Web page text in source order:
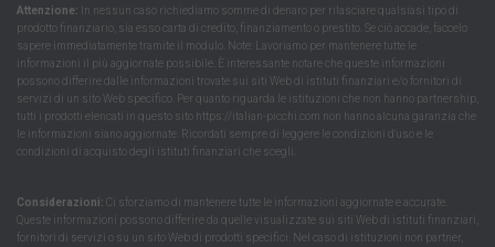
Attenzione: In nessun caso richiediamo somme di denaro per rilasciare qualsiasi tipo di
prodotto finanziario, sia esso carta di credito, finanziamento o prestito. Se ciò accade, faccelo
sapere immediatamente tramite il modulo. Note: Lavoriamo per mantenere tutte le
informazioni il più aggiornate possibile. È interessante notare che queste informazioni
possono differire dalle informazioni trovate sui siti Web di istituti finanziari e/o fornitori di
servizi di un sito Web specifico. Per quanto riguarda le istituzioni che non hanno partnership,
tutti i prodotti elencati in questo sito https://italian-picchi.com non hanno alcuna garanzia che
le informazioni siano aggiornate. Ricordati sempre di leggere le condizioni d'uso e le
condizioni di acquisto degli istituti finanziari che scegli.
Considerazioni: Ci sforziamo di mantenere tutte le informazioni aggiornate e accurate.
Queste informazioni possono differire da quelle visualizzate sui siti Web di istituti finanziari,
fornitori di servizi o su un sito Web di prodotti specifici. Nel caso di istituzioni non partner,